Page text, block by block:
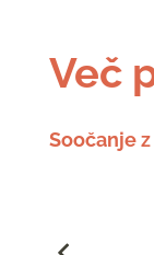
Več
Soočanje